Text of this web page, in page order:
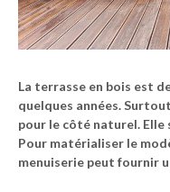
La terrasse en bois est
quelques années.
pour le côté naturel. Elle
Pour matérialiser le
menuiserie peut fournir